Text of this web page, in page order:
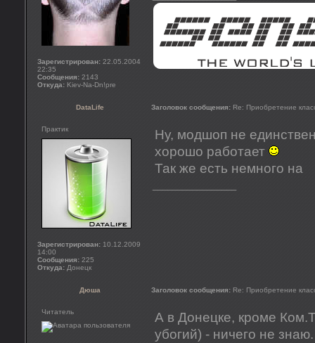
Зарегистрирован: 22.05.2004
22:35
Сообщения: 2143
Откуда: Kiev-Na-Dn!pre
DataLife Заголовок сообщения: Re: Приобретение
Практик
Зарегистрирован: 10.12.2009
14:00
Сообщения: 225
Откуда: Донецк
Ну, модшоп не
хорошо работает
Так же есть немного на
Дюша Заголовок сообщения: Re: Приобретение
Читатель
А в Донецке, кроме
убогий) - ничего не